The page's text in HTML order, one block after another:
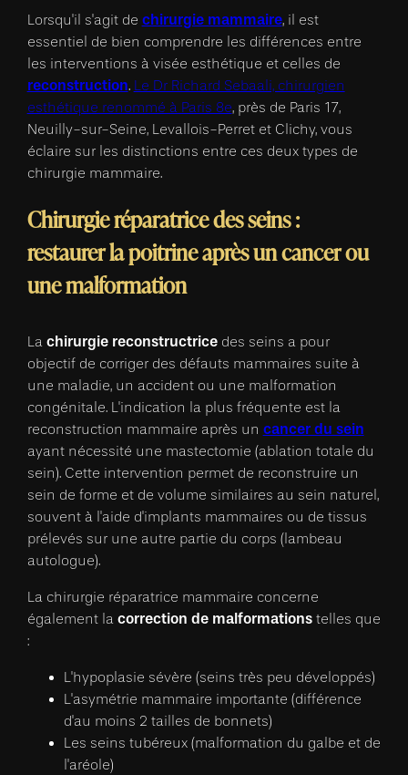
Lorsqu'il s'agit de chirurgie mammaire, il est
essentiel de bien comprendre les différences entre
les interventions à visée esthétique et celles de
reconstruction. Le Dr Richard Sebaali, chirurgien
esthétique renommé à Paris 8e, près de Paris 17,
Neuilly-sur-Seine, Levallois-Perret et Clichy, vous
éclaire sur les distinctions entre ces deux types de
chirurgie mammaire.
Chirurgie réparatrice des seins :
restaurer la poitrine après un cancer ou
une malformation
La chirurgie reconstructricedes seins a pour
objectif de corriger des défauts mammaires suite à
une maladie, un accident ou une malformation
congénitale. L'indication la plus fréquente est la
reconstruction mammaire après un cancer du sein
ayant nécessité une mastectomie (ablation totale du
sein). Cette intervention permet de reconstruire un
sein de forme et de volume similaires au sein naturel,
souvent à l'aide d'implants mammaires ou de tissus
prélevés sur une autre partie du corps (lambeau
autologue).
La chirurgie réparatrice mammaire concerne
également la correction de malformationstelles que
:
L'hypoplasie sévère (seins très peu développés)
L'asymétrie mammaire importante (différence
d'au moins 2 tailles de bonnets)
Les seins tubéreux (malformation du galbe et de
l'aréole)